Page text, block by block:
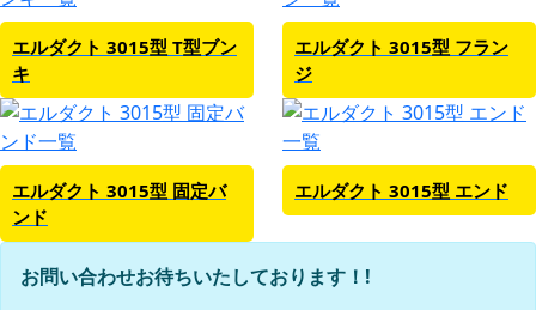
エルダクト 3015型 T型ブン
キ
エルダクト 3015型 フラン
ジ
エルダクト 3015型 固定バ
ンド
エルダクト 3015型 エンド
お問い合わせお待ちいたしております！!